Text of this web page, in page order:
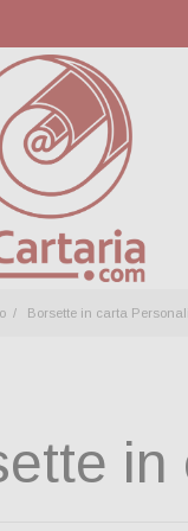
Borsette in carta